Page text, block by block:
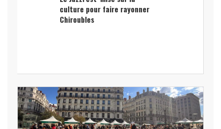
culture pour faire rayonner
Chiroubles